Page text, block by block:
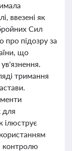
ввезені як
Сил
про підозру за
що
тримання
для
ілюструє
контролю